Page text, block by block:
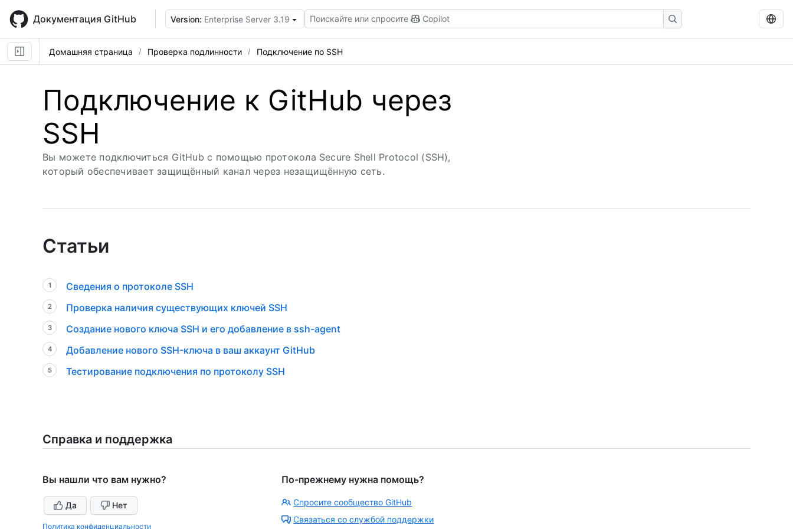
main
content
Документация GitHub Version: Enterprise Server 3.19 Поискайте или спросите Copilot
Домашняя страница Проверка подлинности Подключение по SSH
Подключение к GitHub через
SSH
Вы можете подключиться GitHub с помощью протокола Secure Shell Protocol (SSH),
который обеспечивает защищённый канал через незащищённую сеть.
Статьи
Сведения о протоколе SSH
Проверка наличия существующих ключей SSH
Создание нового ключа SSH и его добавление в ssh-agent
Добавление нового SSH-ключа в ваш аккаунт GitHub
Тестирование подключения по протоколу SSH
Справка и поддержка
Вы нашли что вам нужно?
Да Нет
Политика конфиденциальности
По-прежнему нужна помощь?
Спросите сообщество GitHub
Связаться со службой поддержки